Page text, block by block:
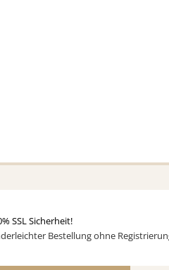
&
SSL Sicherheit!
Bestellung ohne